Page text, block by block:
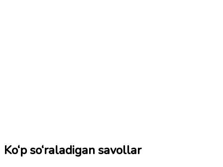
Ko‘p so‘raladigan savollar